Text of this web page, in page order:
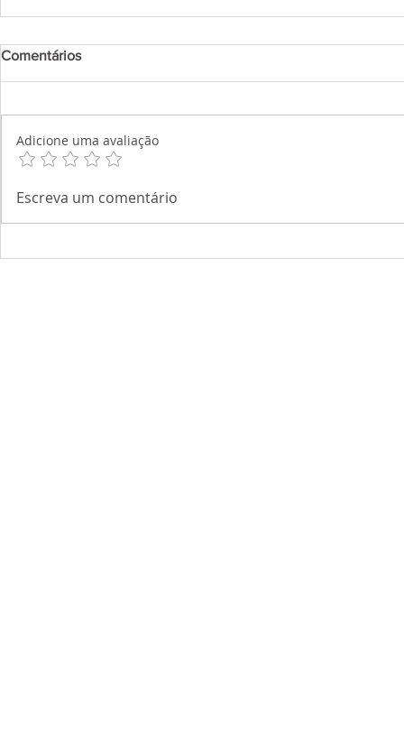
Comentários
Adicione uma avaliação
Escreva um comentário